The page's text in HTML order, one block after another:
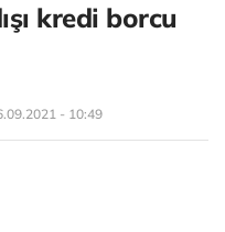
kredi borcu
- 10:49